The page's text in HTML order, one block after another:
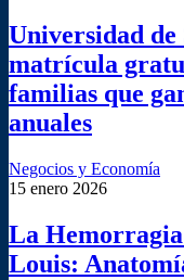
Universidad
matrícula
familias que
anuales
Negocios y Economía
15 enero 2026
La Hemorragia
Louis: